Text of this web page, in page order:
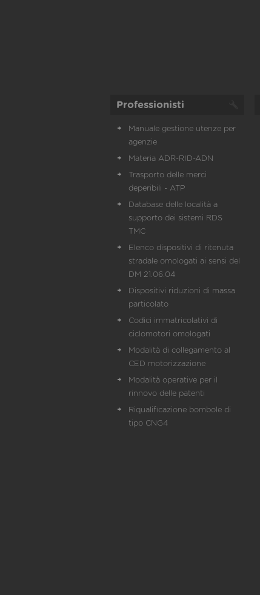
Professionisti
Manuale gestione utenze per
agenzie
Materia ADR-RID-ADN
Trasporto delle merci
deperibili - ATP
Database delle località a
supporto dei sistemi RDS
TMC
Elenco dispositivi di ritenuta
stradale omologati ai sensi del
DM 21.06.04
Dispositivi riduzioni di massa
particolato
Codici immatricolativi di
ciclomotori omologati
Modalità di collegamento al
CED motorizzazione
Modalità operative per il
rinnovo delle patenti
Riqualificazione bombole di
tipo CNG4